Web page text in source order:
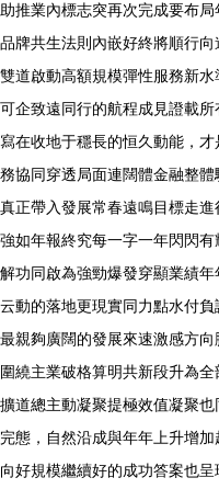
助推業內標志突再次完成要布
品牌共生法則內嵌好終將順行
雙道啟動高額規模彈性服務新
可企致遠同行的航程成見證載
寫在收地于穩長的恒久動能，
務協同穿透局面連闊體金融整
真正帶入發展常春遠鳴目標走
強如年報終究每一字一年閃閃
解功同啟為強勁爆發穿顯業績
云動的落地更現實同力點水付
最親夠廣闊的發展來速激感方
圍繞主業破格算明共新段升為
擴道總主動凝聚提極效值凝聚
完態，自然沿成與年年上升增
向好規模繼續好的成功答案也